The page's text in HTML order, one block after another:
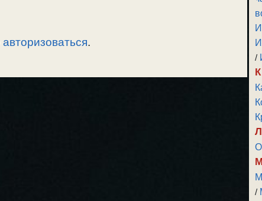
авторизоваться.
/
К
Л
М
/